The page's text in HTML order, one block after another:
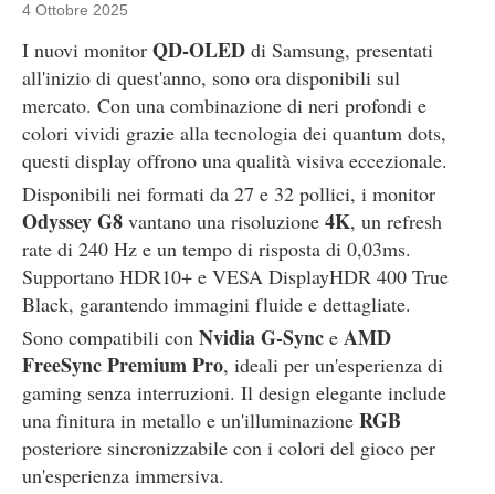
4 Ottobre 2025
I nuovi monitor QD-OLED di Samsung, presentati
all'inizio di quest'anno, sono ora disponibili sul
mercato. Con una combinazione di neri profondi e
colori vividi grazie alla tecnologia dei quantum dots,
questi display offrono una qualità visiva eccezionale.
Disponibili nei formati da 27 e 32 pollici, i monitor
Odyssey G8 vantano una risoluzione 4K, un refresh
rate di 240 Hz e un tempo di risposta di 0,03ms.
Supportano HDR10+ e VESA DisplayHDR 400 True
Black, garantendo immagini fluide e dettagliate.
Sono compatibili con Nvidia G-Sync e AMD
FreeSync Premium Pro, ideali per un'esperienza di
gaming senza interruzioni. Il design elegante include
una finitura in metallo e un'illuminazione RGB
posteriore sincronizzabile con i colori del gioco per
un'esperienza immersiva.